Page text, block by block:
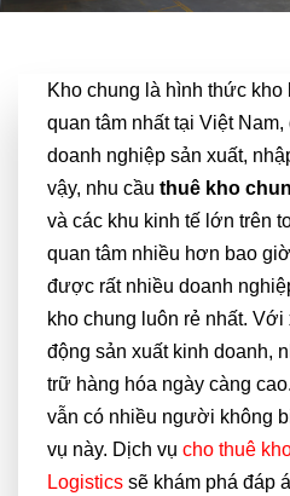
Kho chung là hình thức
quan tâm nhất tại Việt
doanh nghiệp sản xuất,
vậy, nhu cầu thuê kho
và các khu kinh tế lớn trên
quan tâm nhiều hơn bao
được rất nhiều doanh
kho chung luôn rẻ nhất.
động sản xuất kinh doanh,
trữ hàng hóa ngày càng
vẫn có nhiều người không
vụ này. Dịch vụ cho thuê
Logistics sẽ khám phá đáp